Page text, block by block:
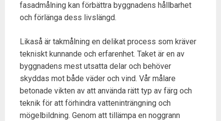
fasadmålning kan förbättra byggnadens hållbarhet
och förlänga dess livslängd.
Likaså är takmålning en delikat process som kräver
tekniskt kunnande och erfarenhet. Taket är en av
byggnadens mest utsatta delar och behöver
skyddas mot både väder och vind. Vår målare
betonade vikten av att använda rätt typ av färg och
teknik för att förhindra vatteninträngning och
mögelbildning. Genom att tillämpa en noggrann